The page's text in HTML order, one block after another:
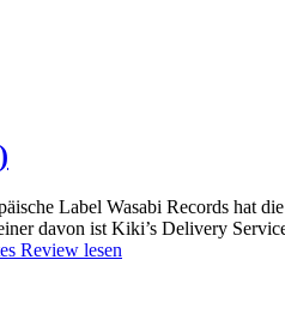
Label Wasabi Records hat
davon ist Kiki’s Delivery
Review lesen